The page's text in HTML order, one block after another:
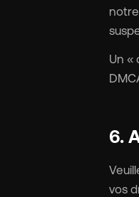
notre
Un «
6.
vos